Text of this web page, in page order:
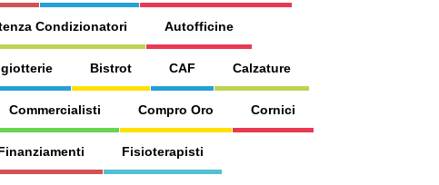
Condizionatori Autofficine
Bistrot CAF Calzature
Commercialisti Compro Oro Cornici
Fisioterapisti